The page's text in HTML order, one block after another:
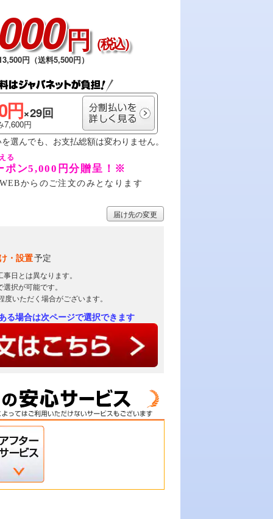
円 （税込）
円（送料5,500円）
円×29回
7,600円
選んでも、お支払総額は変わりません。
ポン5,000円分贈呈！※
からのご注文のみとなります
・設置予定
日とは異なります。
択が可能です。
いただく場合がございます。
届け先の変更
る場合は次ページで選択できます